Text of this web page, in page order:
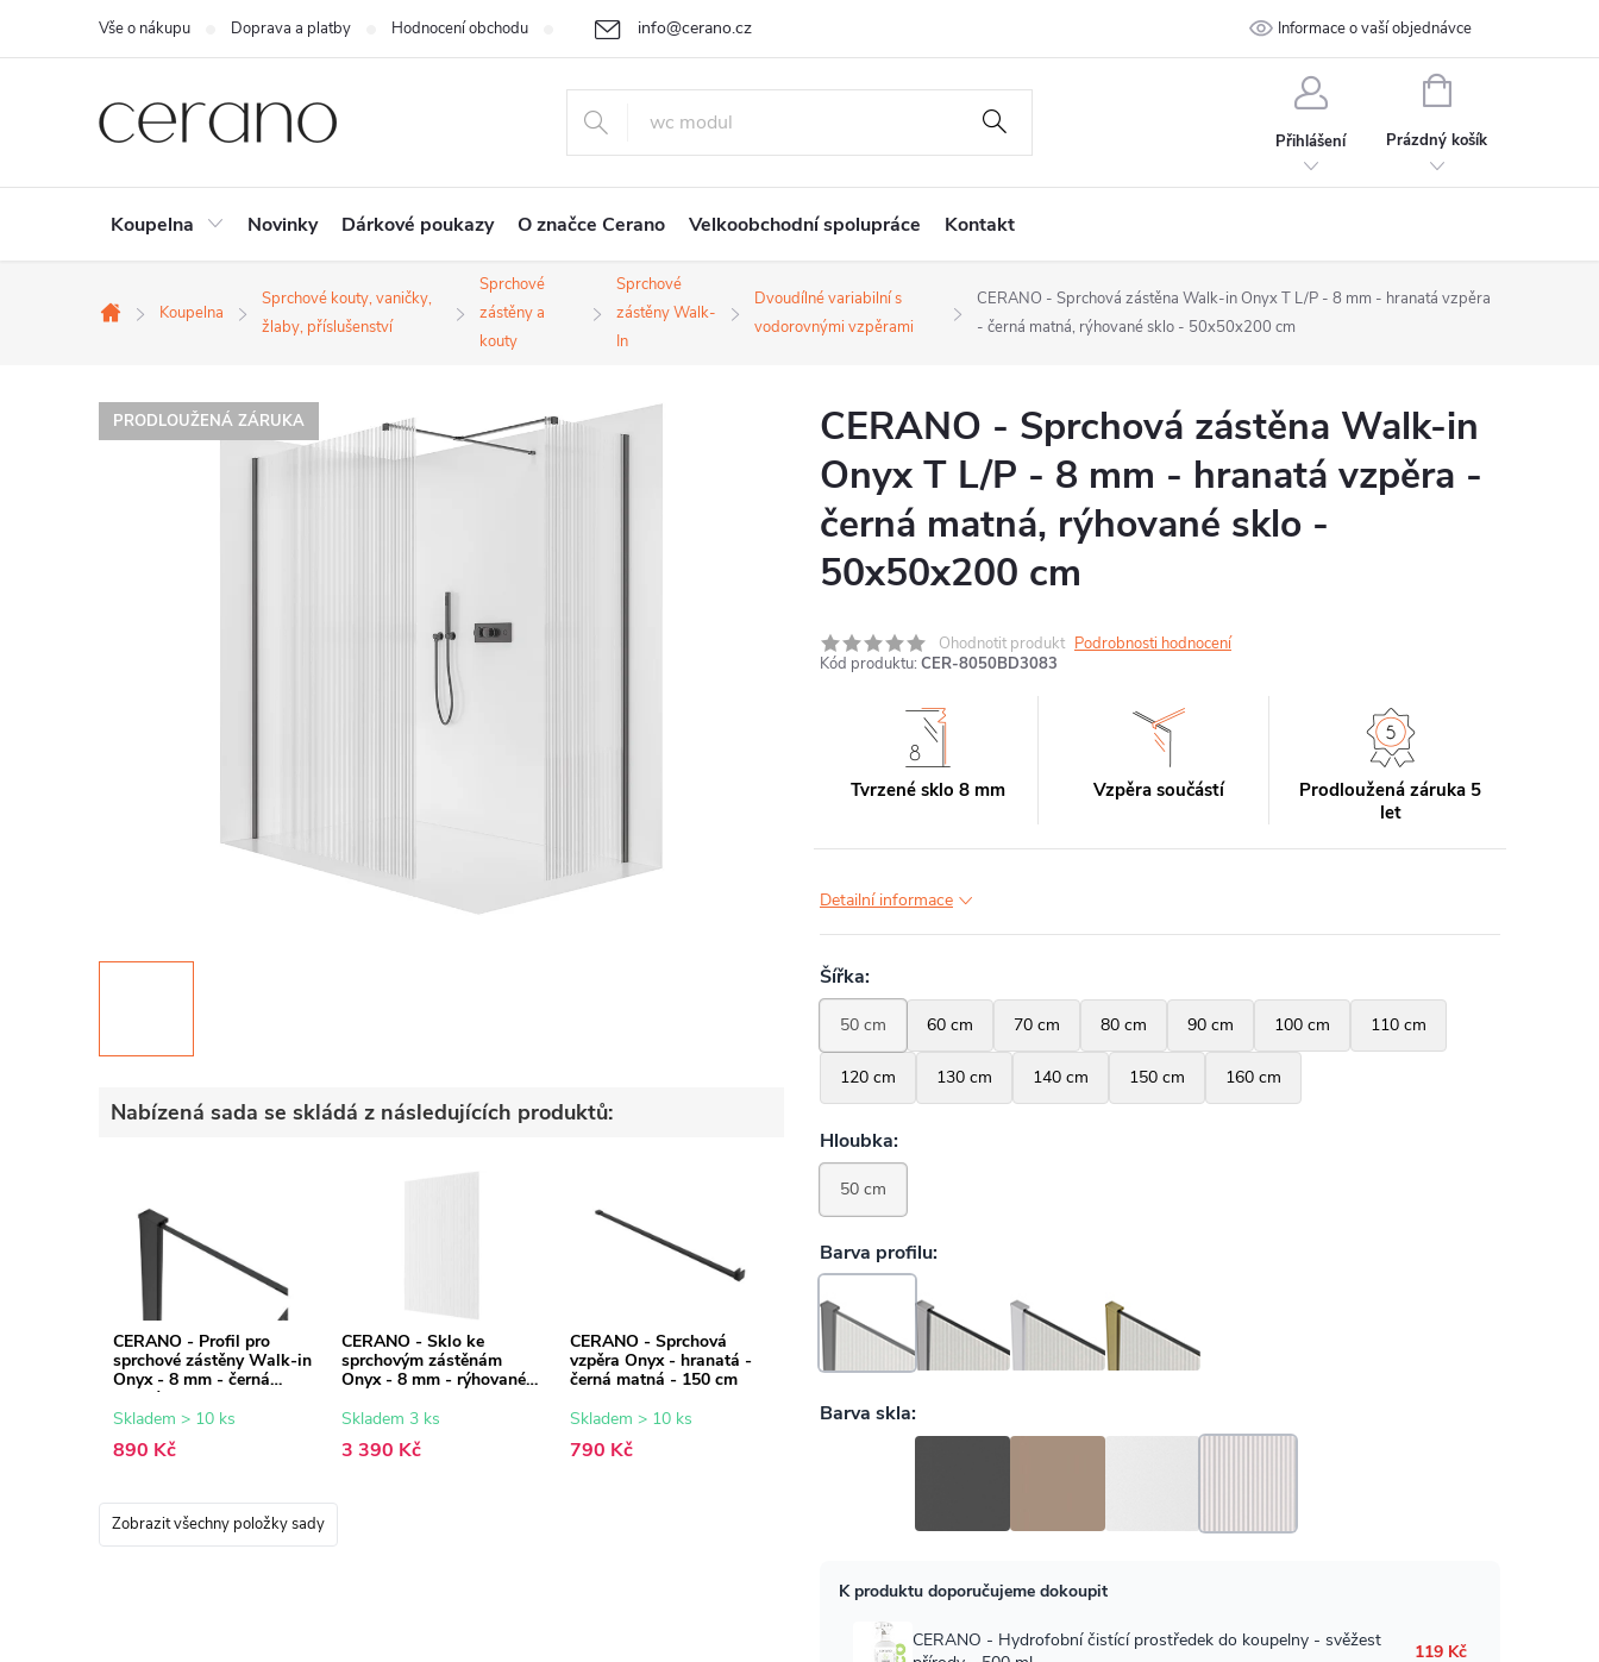
+420 226 400 232
info@cerano.cz
Vše o nákupu Doprava a platby Hodnocení obchodu Cenová nabídka na míru Ochrana osobních údajů Kontakt
Informace o vaší objednávce
Přihlášení
NÁKUPNÍ
Prázdný košík
Koupelna Novinky Dárkové poukazy O značce Cerano Velkoobchodní spolupráce Kontakt
Domů
Koupelna
Sprchové kouty, vaničky,
žlaby, příslušenství
Sprchové
zástěny a
kouty
Sprchové
zástěny Walk-
In
Dvoudílné variabilní s
vodorovnými vzpěrami
CERANO - Sprchová zástěna Walk-in Onyx T L/P - 8 mm - hranatá vzpěra
- černá matná, rýhované sklo - 50x50x200 cm
PRODLOUŽENÁ ZÁRUKA
Nabízená sada se skládá z následujících produktů:
CERANO - Profil pro
sprchové zástěny Walk-in
Onyx - 8 mm - černá
matná - 15 mm
Skladem > 10 ks
890 Kč
CERANO - Sklo ke
sprchovým zástěnám
Onyx - 8 mm - rýhované
Skladem 3 ks
3 390 Kč
CERANO - Sprchová
vzpěra Onyx - hranatá -
černá matná - 150 cm
Skladem > 10 ks
790 Kč
Zobrazit všechny položky sady
CERANO - Sprchová zástěna Walk-in
Onyx T L/P - 8 mm - hranatá vzpěra -
černá matná, rýhované sklo -
50x50x200 cm
Ohodnotit produkt Podrobnosti hodnocení
Kód produktu: CER-8050BD3083
Tvrzené sklo 8 mm Vzpěra součástí
Prodloužená záruka 5
let
Detailní informace